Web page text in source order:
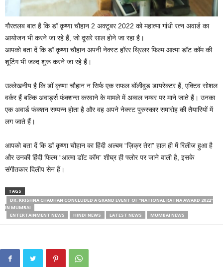
गौरतलब बात है कि डॉ कृष्णा चौहान 2 अक्टूबर 2022 को महात्मा गांधी रत्न अवार्ड का
आयोजन भी करने जा रहे हैं, जो दूसरे साल होने जा रहा है।
आपको बता दें कि डॉ कृष्णा चौहान अपनी नेक्स्ट हॉरर थ्रिलर फिल्म आत्मा डॉट कॉम की
शूटिंग भी जल्द शुरू करने जा रहे हैं।
उल्लेखनीय है कि डॉ कृष्णा चौहान न सिर्फ एक सफल बॉलीवुड डायरेक्टर हैं, एक्टिव सोशल
वर्कर हैं बल्कि अवार्ड्स फंक्शन्स करवाने के मामले में अव्वल नम्बर पर माने जाते हैं। उनका
एक अवार्ड फंक्शन सम्पन्न होता है और वह अपने नेक्स्ट पुरुस्कार समारोह की तैयारियों में
लग जाते हैं।
आपको बता दें कि डॉ कृष्णा चौहान का हिंदी अल्बम “ज़िक्र तेरा” हाल ही में रिलीज हुआ है
और उनकी हिंदी फिल्म “आत्मा डॉट कॉम” शीघ्र ही फ्लोर पर जाने वाली है, इसके
संगीतकार दिलीप सेन हैं।
TAGS
DR. KRISHNA CHAUHAN CONCLUDED A GRAND EVENT OF "NATIONAL RATNA AWARD 2022"
IN MUMBAI
ENTERTAINMENT NEWS
HINDI NEWS LATEST NEWS MUMBAI NEWS